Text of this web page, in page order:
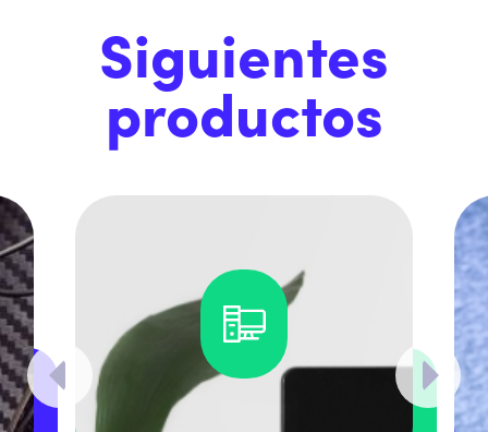
Siguientes
productos